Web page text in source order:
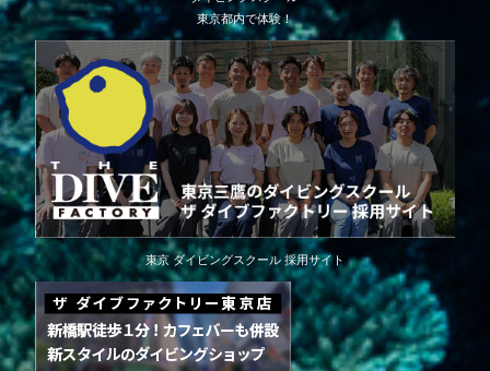
東京都内で体験！
東京 ダイビングスクール 採用サイト